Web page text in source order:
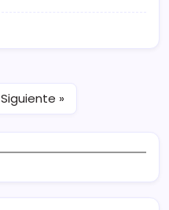
Siguiente »